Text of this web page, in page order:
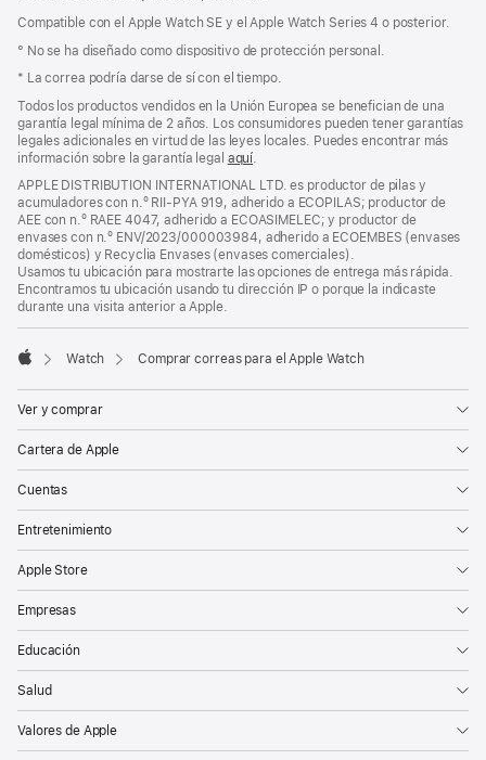
Compatible con el Apple Watch SE y el Apple Watch Series 4 o posterior.
° No se ha diseñado como dispositivo de protección personal.
* La correa podría darse de sí con el tiempo.
Todos los productos vendidos en la Unión Europea se benefician de una
garantía legal mínima de 2 años. Los consumidores pueden tener garantías
legales adicionales en virtud de las leyes locales. Puedes encontrar más
información sobre la garantía legal aquí.
APPLE DISTRIBUTION INTERNATIONAL LTD. es productor de pilas y
acumuladores con n.º RII-PYA 919, adherido a ECOPILAS; productor de
AEE con n.º RAEE 4047, adherido a ECOASIMELEC; y productor de
envases con n.º ENV/2023/000003984, adherido a ECOEMBES (envases
domésticos) y Recyclia Envases (envases comerciales).
Usamos tu ubicación para mostrarte las opciones de entrega más rápida.
Encontramos tu ubicación usando tu dirección IP o porque la indicaste
durante una visita anterior a Apple.
Watch Comprar correas para el Apple Watch
Ver y comprar
Cartera de Apple
Cuentas
Entretenimiento
Apple Store
Empresas
Educación
Salud
Valores de Apple